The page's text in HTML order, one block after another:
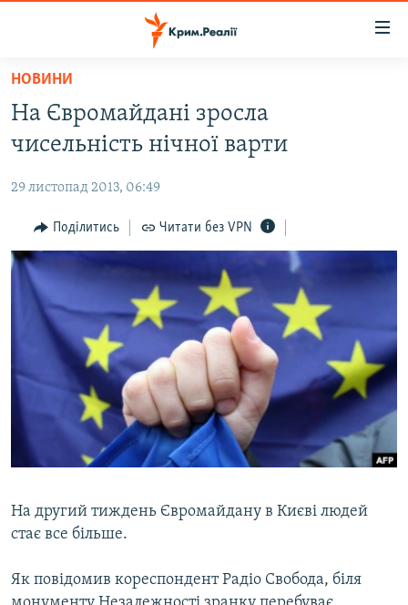
Перейти
основного
матеріалу
до
навігації
Перейти
до
пошуку
ВОДА.КРИМ
ПОЛІТИКА
БЛОГИ
ПОГЛЯД
ІНТЕРВ'Ю
ВСЕ ЗА ДЕНЬ
СПЕЦПРОЕКТИ
ДЕПОРТАЦІЯ
ВІДЕОУРОКИ «ELIFBE»
СВІДЧЕННЯ ОКУПАЦІЇ
ІНФОГРАФІКА
ЯК ОБІЙТИ БЛОКУВАННЯ
Русский
Qırımtatar
ДОЛУЧАЙСЯ!
НОВИНИ
На Євромайдані зросла
чисельність нічної варти
29 листопад 2013, 06:49
Поділитись Читати без VPN
На другий тиждень Євромайдану в Києві людей
стає все більше.
Як повідомив кореспондент Радіо Свобода, біля